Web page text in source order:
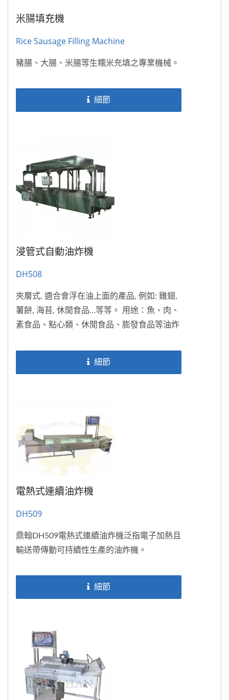
米腸填充機
Rice Sausage Filling Machine
豬腸、大腸、米腸等生糯米充填之專業機械。
細節
浸管式自動油炸機
DH508
夾層式, 適合會浮在油上面的產品, 例如: 雞翅,
薯餅, 海苔, 休閒食品…等等。 用途：魚、肉、
素食品、點心類、休閒食品、膨發食品等油炸
細節
電熱式連續油炸機
DH509
鼎翰DH509電熱式連續油炸機泛指電子加熱且
輸送帶傳動可持續性生產的油炸機。
細節